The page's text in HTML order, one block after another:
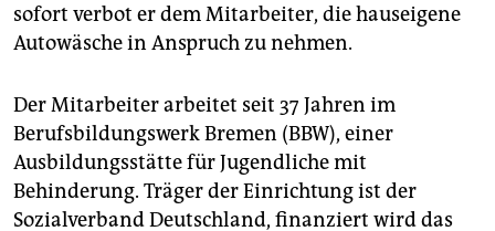
sofort verbot er dem Mitarbeiter, die hauseigene
Autowäsche in Anspruch zu nehmen.
Der Mitarbeiter arbeitet seit 37 Jahren im
Berufsbildungswerk Bremen (BBW), einer
Ausbildungsstätte für Jugendliche mit
Behinderung. Träger der Einrichtung ist der
Sozialverband Deutschland, finanziert wird das